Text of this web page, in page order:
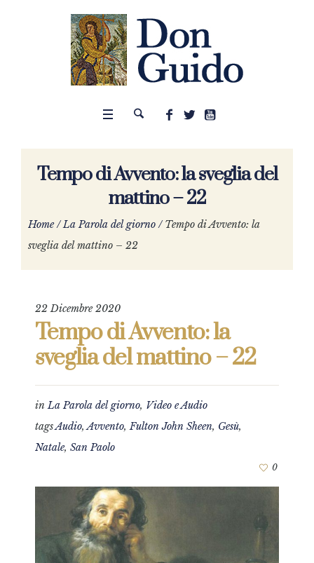
Tempo di Avvento: la sveglia del
mattino – 22
Home /La Parola del giorno /Tempo di Avvento: la
sveglia del mattino – 22
22 Dicembre 2020
Tempo di Avvento: la
sveglia del mattino – 22
inLa Parola del giorno, Video e Audio
tagsAudio,Avvento,Fulton John Sheen, Gesù,
Natale, San Paolo
0